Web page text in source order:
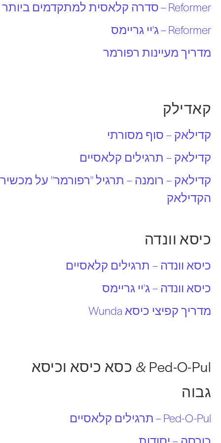
Reformer – סדרה קלאסית למתקדמים ביותר
Reformer – ג'יי גריימס
מדריך מעיינות רפורמר
קאדילק
קדילאק – סוף מסורתי
קדילאק – תרגילים קלאסיים
קדילאק – רומנה – תרגיל "רפורמר" על מכשיר
הקדילאק
כיסא וונדה
כיסא וונדה – תרגילים קלאסיים
כיסא וונדה – ג'יי גריימס
מדריך קפיצי כיסא Wunda
Ped-O-Pul & כסא כיסא וכיסא
גבוה
Ped-O-Pul – תרגילים קלאסיים